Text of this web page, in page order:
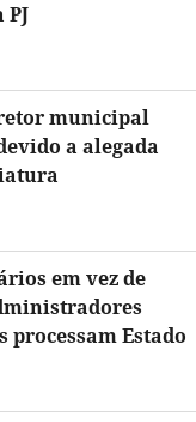
PJ
municipal
a alegada
em vez de
processam Estado